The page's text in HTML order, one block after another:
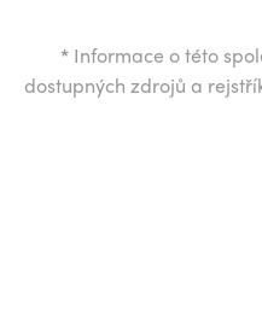
* Informace o této
dostupných zdrojů a